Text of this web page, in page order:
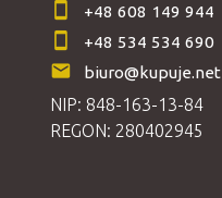
+48 608 149 944
+48 534 534 690
biuro@kupuje.net
NIP: 848-163-13-84
REGON: 280402945